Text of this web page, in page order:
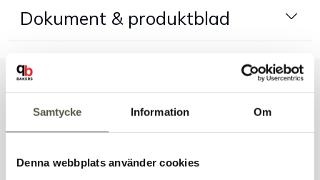
Samtycke Information Om
Denna webbplats använder cookies
Kundtjänst
Kontakt
Dokument & produktblad
Liknande produkter